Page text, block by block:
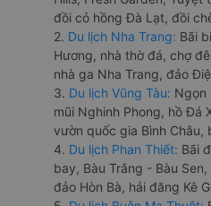
đồi cỏ hồng Đà Lạt, đồi
2. Du lịch Nha Trang: Bãi
Hương, nhà thờ đá, chợ
nhà ga Nha Trang, đảo
3. Du lịch Vũng Tàu: Ngọn
mũi Nghinh Phong, hồ Đá
vườn quốc gia Bình Châu,
4. Du lịch Phan Thiết: Bãi
bay, Bàu Trắng - Bàu
đảo Hòn Bà, hải đăng Kê